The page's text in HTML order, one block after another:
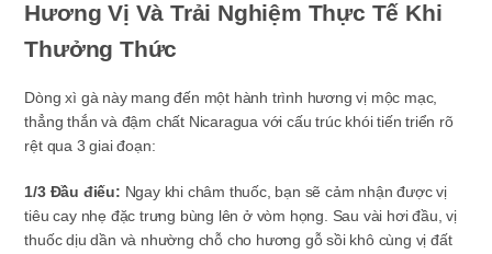
Hương Vị Và Trải Nghiệm Thực Tế Khi
Thưởng Thức
Dòng xì gà này mang đến một hành trình hương vị mộc mạc,
thẳng thắn và đậm chất Nicaragua với cấu trúc khói tiến triển rõ
rệt qua 3 giai đoạn:
1/3 Đầu điếu: Ngay khi châm thuốc, bạn sẽ cảm nhận được vị
tiêu cay nhẹ đặc trưng bùng lên ở vòm họng. Sau vài hơi đầu, vị
thuốc dịu dần và nhường chỗ cho hương gỗ sồi khô cùng vị đất